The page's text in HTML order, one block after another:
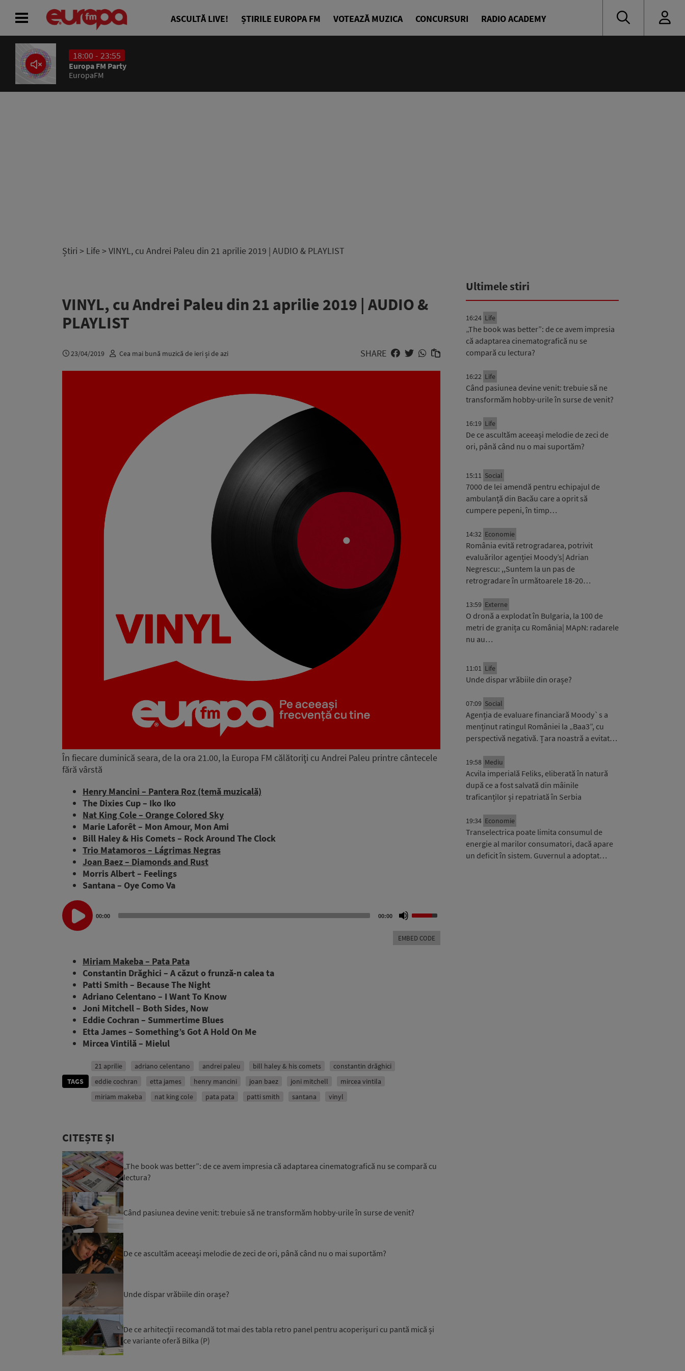
ASCULTĂ LIVE! ȘTIRILE EUROPA FM VOTEAZĂ MUZICA CONCURSURI RADIO ACADEMY
18:00 - 23:55
Europa FM Party
EuropaFM
Știri > Life > VINYL, cu Andrei Paleu din 21 aprilie 2019 | AUDIO & PLAYLIST
VINYL, cu Andrei Paleu din 21 aprilie 2019 | AUDIO &
PLAYLIST
23/04/2019 Cea mai bună muzică de ieri și de azi SHARE
În fiecare duminică seara, de la ora 21.00, la Europa FM călătoriţi cu Andrei Paleu printre cântecele
fără vârstă
Henry Mancini – Pantera Roz (temă muzicală)
The Dixies Cup – Iko Iko
Nat King Cole – Orange Colored Sky
Marie Laforêt – Mon Amour, Mon Ami
Bill Haley & His Comets – Rock Around The Clock
Trio Matamoros – Lágrimas Negras
Joan Baez – Diamonds and Rust
Morris Albert – Feelings
Santana – Oye Como Va
Audio
Player
00:00 00:00
Up/Down
keys
EMBED CODE
Miriam Makeba – Pata Pata
Constantin Drăghici – A căzut o frunză-n calea ta
Patti Smith – Because The Night
Adriano Celentano – I Want To Know
Joni Mitchell – Both Sides, Now
Eddie Cochran – Summertime Blues
Etta James – Something’s Got A Hold On Me
Mircea Vintilă – Mielul
TAGS
21 aprilie adriano celentano andrei paleu bill haley & his comets
constantin drăghici
eddie cochran
etta james henry mancini joan baez joni mitchell
mircea vintila
miriam makeba
nat king cole pata pata patti smith santana vinyl
CITEȘTE ȘI
„The book was better”: de ce avem impresia că adaptarea cinematografică nu se compară cu
lectura?
Când pasiunea devine venit: trebuie să ne transformăm hobby-urile în surse de venit?
De ce ascultăm aceeași melodie de zeci de ori, până când nu o mai suportăm?
Unde dispar vrăbiile din orașe?
De ce arhitecții recomandă tot mai des tabla retro panel pentru acoperișuri cu pantă mică și
ce variante oferă Bilka (P)
Ultimele stiri
16:24 Life
„The book was better”: de ce avem impresia
că adaptarea cinematografică nu se
compară cu lectura?
16:22 Life
Când pasiunea devine venit: trebuie să ne
transformăm hobby-urile în surse de venit?
16:19 Life
De ce ascultăm aceeași melodie de zeci de
ori, până când nu o mai suportăm?
15:11 Social
7000 de lei amendă pentru echipajul de
ambulanță din Bacău care a oprit să
cumpere pepeni, în timp…
14:32 Economie
România evită retrogradarea, potrivit
evaluărilor agenției Moody’s| Adrian
Negrescu: ,,Suntem la un pas de
retrogradare în următoarele 18-20…
13:59 Externe
O dronă a explodat în Bulgaria, la 100 de
metri de granița cu România| MApN: radarele
nu au…
11:01 Life
Unde dispar vrăbiile din orașe?
07:09 Social
Agenția de evaluare financiară Moody`s a
menținut ratingul României la „Baa3”, cu
perspectivă negativă. Țara noastră a evitat…
19:58 Mediu
Acvila imperială Feliks, eliberată în natură
după ce a fost salvată din mâinile
traficanților și repatriată în Serbia
19:34 Economie
Transelectrica poate limita consumul de
energie al marilor consumatori, dacă apare
un deficit în sistem. Guvernul a adoptat…
ACASĂ
ȘTIRI